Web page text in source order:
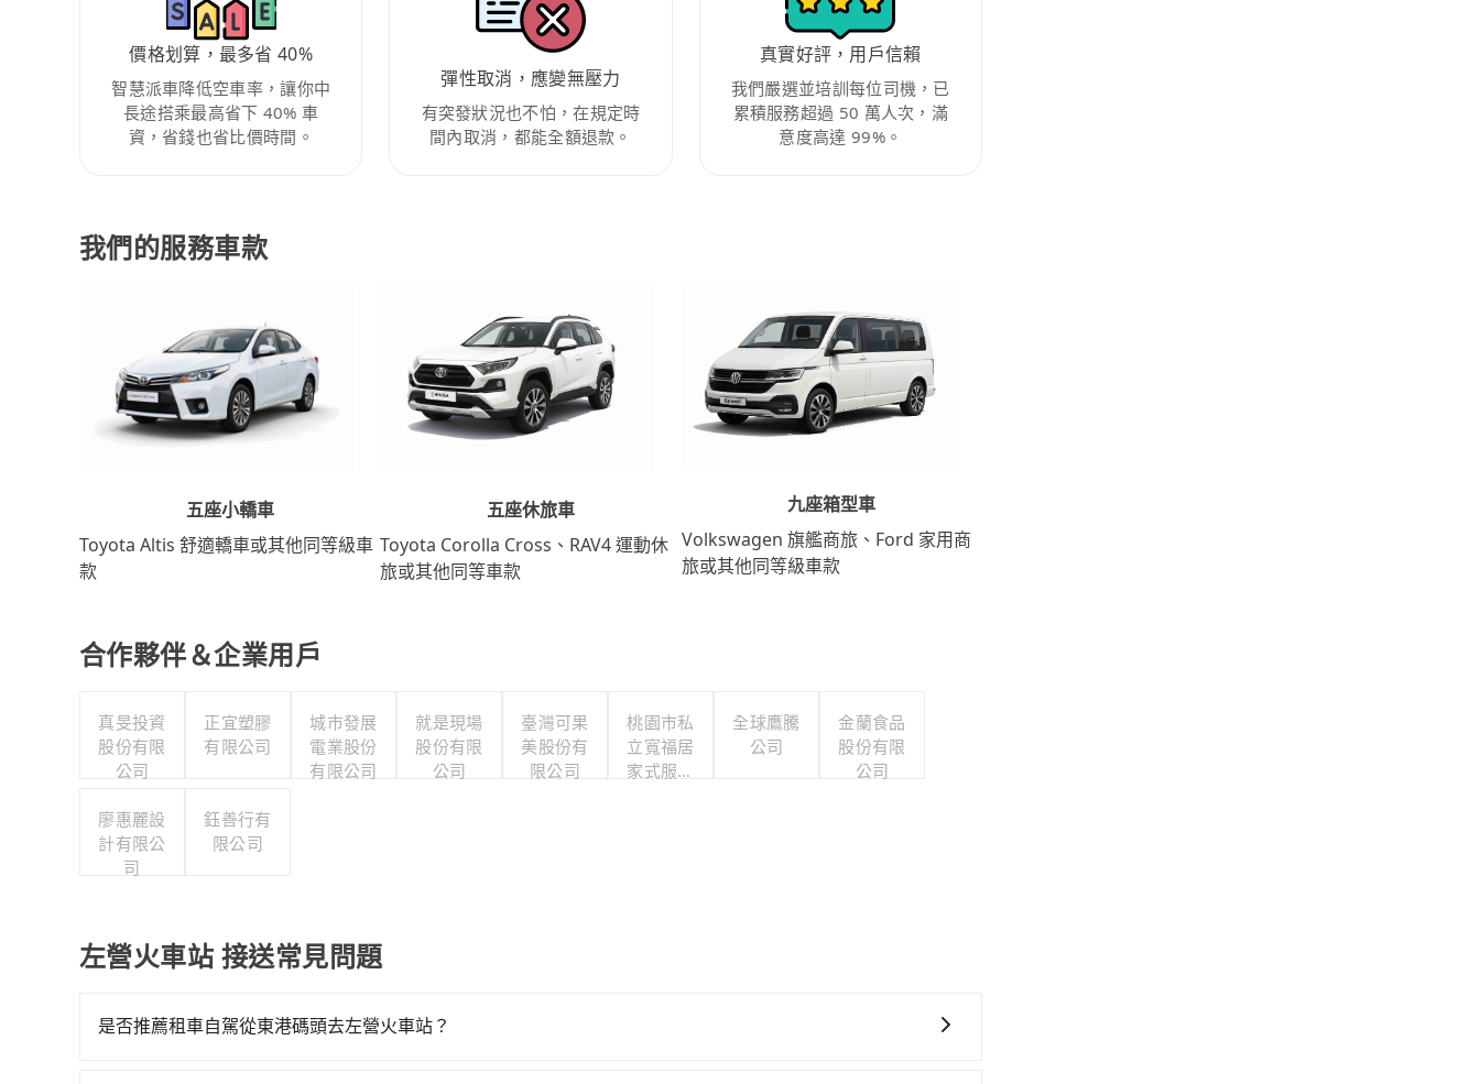
價格划算，最多省 40%
智慧派車降低空車率，讓你中
長途搭乘最高省下 40% 車
資，省錢也省比價時間。
彈性取消，應變無壓力
有突發狀況也不怕，在規定時
間內取消，都能全額退款。
真實好評，用戶信賴
我們嚴選並培訓每位司機，已
累積服務超過 50 萬人次，滿
意度高達 99%。
我們的服務車款
五座小轎車
Toyota Altis 舒適轎車或其他同等級車
款
五座休旅車
Toyota Corolla Cross、RAV4 運動休
旅或其他同等車款
九座箱型車
Volkswagen 旗艦商旅、Ford 家用商
旅或其他同等級車款
合作夥伴＆企業用戶
真旻投資
股份有限
公司
正宜塑膠
有限公司
城市發展
電業股份
有限公司
就是現場
股份有限
公司
臺灣可果
美股份有
限公司
桃園市私
立寬福居
家式服務
全球鷹騰
公司
金蘭食品
股份有限
公司
廖惠麗設
計有限公
司
鈺善行有
限公司
左營火車站 接送常見問題
是否推薦租車自駕從東港碼頭去左營火車站？